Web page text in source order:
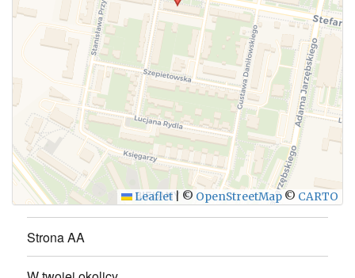
WYŚLIJ
Leaflet| © OpenStreetMap © CARTO
Strona AA